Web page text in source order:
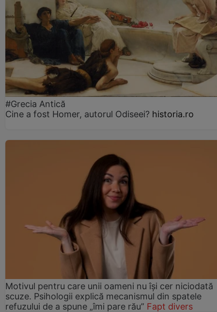
#Grecia Antică
Cine a fost Homer, autorul Odiseei? historia.ro
Motivul pentru care unii oameni nu își cer niciodată
scuze. Psihologii explică mecanismul din spatele
refuzului de a spune „îmi pare rău” Fapt divers